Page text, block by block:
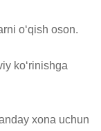
o‘qish oson.
ko‘rinishga
xona uchun